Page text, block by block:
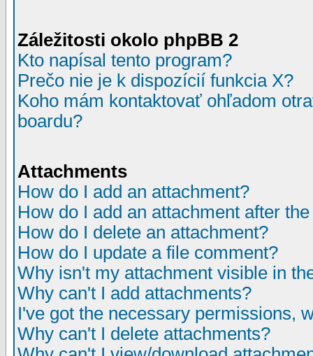
Záležitosti okolo phpBB 2
Kto napísal tento program?
Prečo nie je k dispozícií funkcia X?
Koho mám kontaktovať ohľadom
boardu?
Attachments
How do I add an attachment?
How do I add an attachment after
How do I delete an attachment?
How do I update a file comment?
Why isn't my attachment visible in
Why can't I add attachments?
I've got the necessary permissions,
Why can't I delete attachments?